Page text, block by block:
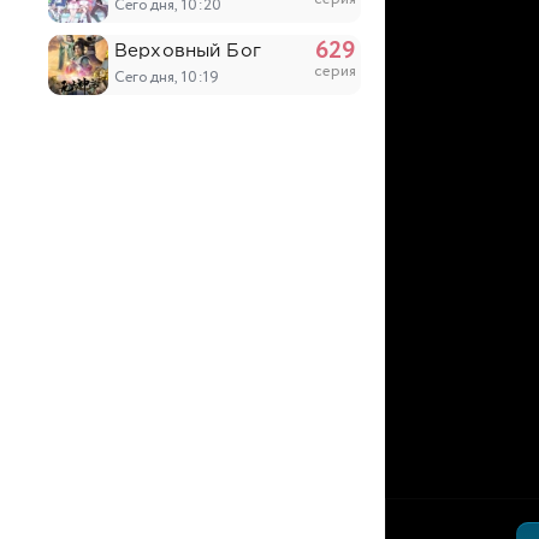
Сегодня, 10:20
Верховный Бог
Сегодня, 10:19
629
серия